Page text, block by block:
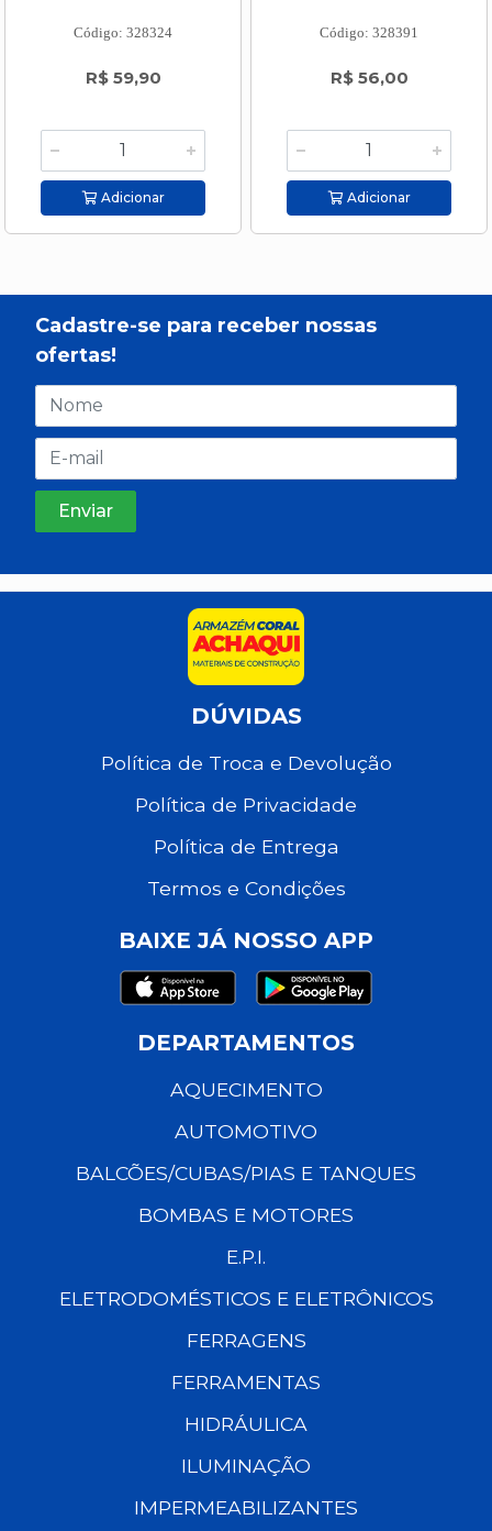
Código: 328324
R$ 59,90
Adicionar
Código: 328391
R$ 56,00
Adicionar
Cadastre-se para receber nossas
ofertas!
DÚVIDAS
Política de Troca e Devolução
Política de Privacidade
Política de Entrega
Termos e Condições
BAIXE JÁ NOSSO APP
DEPARTAMENTOS
AQUECIMENTO
AUTOMOTIVO
BALCÕES/CUBAS/PIAS E TANQUES
BOMBAS E MOTORES
E.P.I.
ELETRODOMÉSTICOS E ELETRÔNICOS
FERRAGENS
FERRAMENTAS
HIDRÁULICA
ILUMINAÇÃO
IMPERMEABILIZANTES